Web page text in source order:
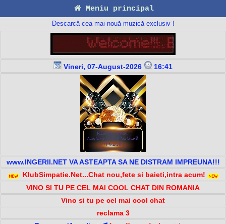
Meniu principal
Descarcă cea mai nouă muzică exclusiv !
Vineri, 07-August-2026 16:41
www.INGERII.NET VA ASTEAPTA SA NE DISTRAM IMPREUNA!!!
KlubSimpatie.Net...Chat nou,fete si baieti,intra acum!
VINO SI TU PE CEL MAI COOL CHAT DIN ROMANIA
Vino si tu pe cel mai cool chat
reclama 3